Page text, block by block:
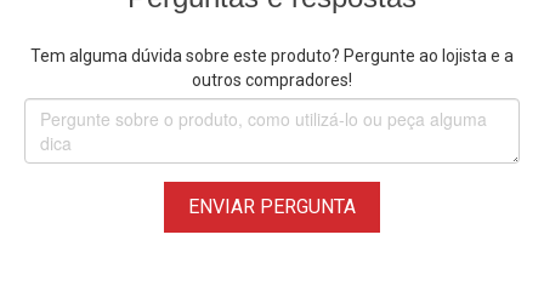
usado em ensaios fotográficos, gravações de
Design e Qualidade de Construção
Fabricado em liga de alumínio leve e durável, o
Refletor para
IluminaçãoBowenscombina resistência estrutural com
excelente dissipação de calor. Seu corpo robusto oferece
Tem alguma dúvida sobre este produto? Pergunte ao lojista e a
outros compradores!
ENVIAR PERGUNTA